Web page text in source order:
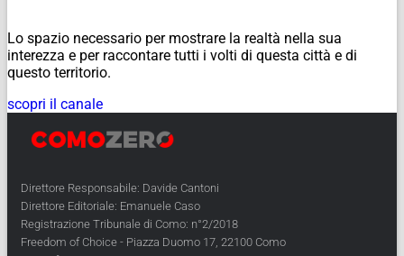
Lo spazio necessario per mostrare la realtà nella sua
interezza e per raccontare tutti i volti di questa città e di
questo territorio.
scopri il canale
Direttore Responsabile: Davide Cantoni
Direttore Editoriale: Emanuele Caso
Registrazione Tribunale di Como: n°2/2018
Freedom of Choice - Piazza Duomo 17, 22100 Como